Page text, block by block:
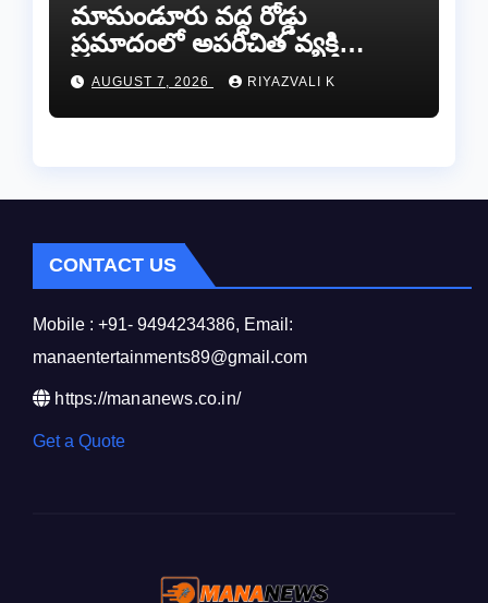
​మామండూరు వద్ద రోడ్డు
ప్రమాదంలో అపరిచిత వ్యక్తి
మృతి…సమాచారం తెలిస్తే
రేణిగుంట పోలీసులను
సంప్రదించండి.
AUGUST 7, 2026 RIYAZVALI K
CONTACT US
Mobile : +91- 9494234386, Email:
manaentertainments89@gmail.com
https://mananews.co.in/
Get a Quote